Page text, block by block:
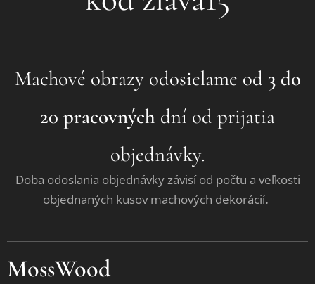
Machové obrazy odosielame od 3 do
20 pracovných dní od prijatia
objednávky.
Doba odoslania objednávky závisí od počtu a veľkosti
objednaných kusov machových dekorácií.
MossWood